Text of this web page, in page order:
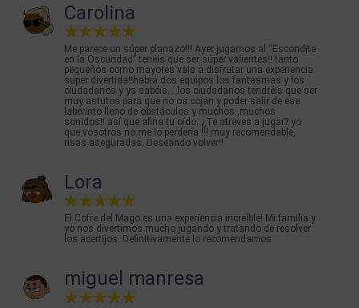
Carolina
Me parece un súper planazo!!! Ayer jugamos al “Escondite
en la Oscuridad” tenéis que ser súper valientes!! tanto
pequeños como mayores vais a disfrutar una experiencia
super divertida!!habrá dos equipos los fantasmas y los
ciudadanos y ya sabéis….los ciudadanos tendréis que ser
muy astutos para que no os cojan y poder salir de ese
laberinto lleno de obstáculos y muchos ,muchos
sonidos!! así que afina tu oído. ¿Te atreves a jugar? yo
que vosotros no me lo perdería !!! muy recomendable,
risas aseguradas. Deseando volver!!
Lora
El Cofre del Mago es una experiencia increíble! Mi familia y
yo nos divertimos mucho jugando y tratando de resolver
los acertijos. Definitivamente lo recomendamos
miguel manresa